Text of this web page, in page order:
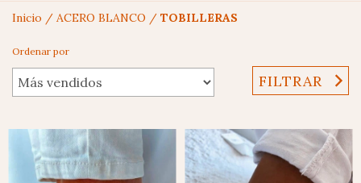
Inicio / ACERO BLANCO / TOBILLERAS
Ordenar por
FILTRAR